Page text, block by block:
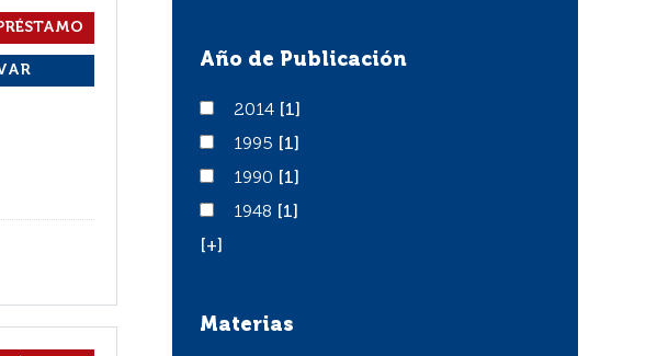
Año de Publicación
20142014
[1]
19951995
[1]
19901990
[1]
19481948
[1]
[+]
Materias